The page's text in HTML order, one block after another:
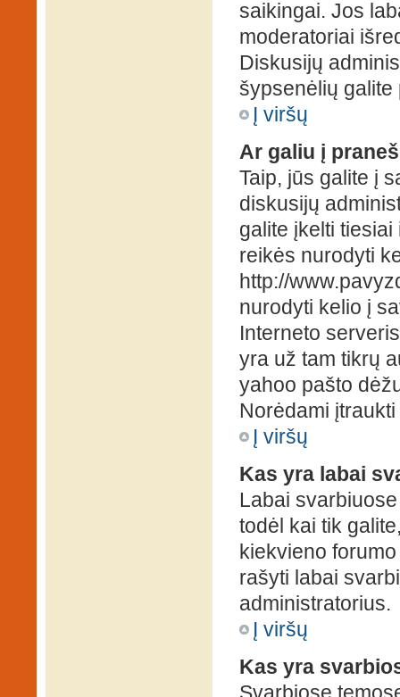
saikingai. Jos
moderatoriai
Diskusijų
šypsenėlių galite
Į viršų
Ar galiu į
Taip, jūs galite į
diskusijų
galite įkelti
reikės nurodyti
http://
nurodyti kelio į
Interneto
yra už tam tikrų
yahoo pašto
Norėdami
Į viršų
Kas yra labai
Labai
todėl kai tik
kiekvieno
rašyti labai
administratorius.
Į viršų
Kas yra